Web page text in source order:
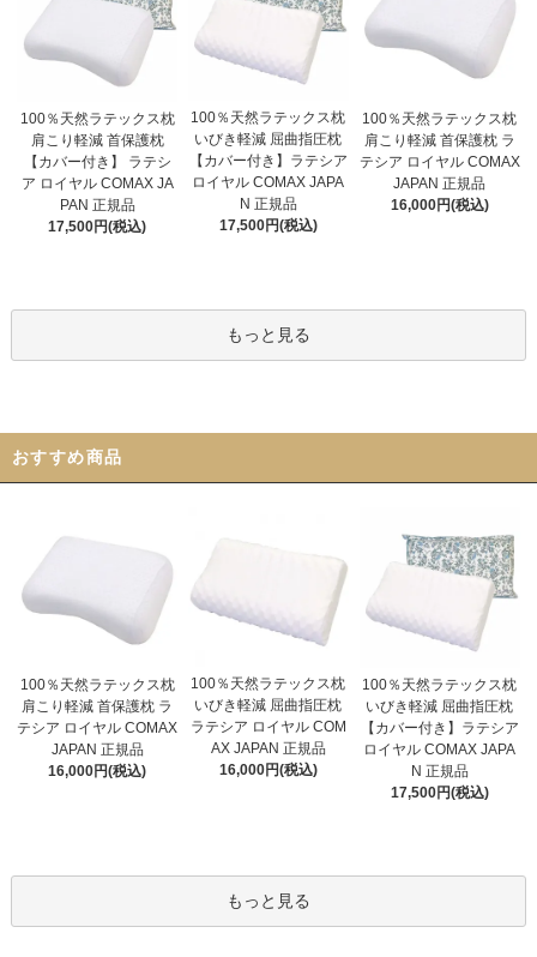
100％天然ラテックス枕
肩こり軽減 首保護枕
【カバー付き】 ラテシ
ア ロイヤル COMAX JA
PAN 正規品
17,500円(税込)
100％天然ラテックス枕
いびき軽減 屈曲指圧枕
【カバー付き】ラテシア
ロイヤル COMAX JAPA
N 正規品
17,500円(税込)
100％天然ラテックス枕
肩こり軽減 首保護枕 ラ
テシア ロイヤル COMAX
JAPAN 正規品
16,000円(税込)
もっと見る
おすすめ商品
100％天然ラテックス枕
肩こり軽減 首保護枕 ラ
テシア ロイヤル COMAX
JAPAN 正規品
16,000円(税込)
100％天然ラテックス枕
いびき軽減 屈曲指圧枕
ラテシア ロイヤル COM
AX JAPAN 正規品
16,000円(税込)
100％天然ラテックス枕
いびき軽減 屈曲指圧枕
【カバー付き】ラテシア
ロイヤル COMAX JAPA
N 正規品
17,500円(税込)
もっと見る